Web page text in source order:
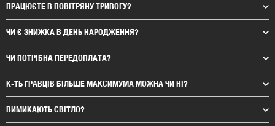
ПРАЦЮЄТЕ В ПОВІТРЯНУ ТРИВОГУ?
ЧИ Є ЗНИЖКА В ДЕНЬ НАРОДЖЕННЯ?
ЧИ ПОТРІБНА ПЕРЕДОПЛАТА?
К-ТЬ ГРАВЦІВ БІЛЬШЕ МАКСИМУМА МОЖНА ЧИ НІ?
ВИМИКАЮТЬ СВІТЛО?